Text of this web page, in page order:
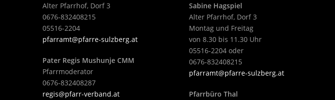
Alter Pfarrhof, Dorf 3
0676-832408215
05516-2204
pfarramt@pfarre-sulzberg.at
Pater Regis Mushunje CMM
Pfarrmoderator
0676-832408287
regis@pfarr-verband.at
Sabine Hagspiel
Alter Pfarrhof, Dorf 3
Montag und Freitag
von 8.30 bis 11.30 Uhr
05516-2204 oder
0676-832408215
pfarramt@pfarre-sulzberg.at
Pfarrbüro Thal